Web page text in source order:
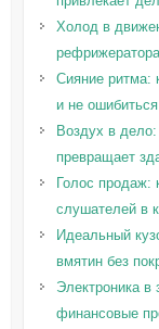
Холод в
рефрижератора
Сияние ритма:
и не
Воздух в дело:
превращает
Голос продаж:
слушателей в
Идеальный
вмятин без
Электроника в
финансовые